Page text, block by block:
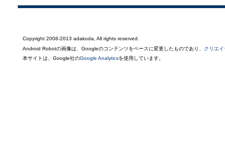
Copyright 2008-2013 adakoda, All rights reserved.
Android Robotの画像は、Googleのコンテンツをベースに変更したものであり、 クリエ
本サイトは、Google社のGoogle Analyticsを使用しています。